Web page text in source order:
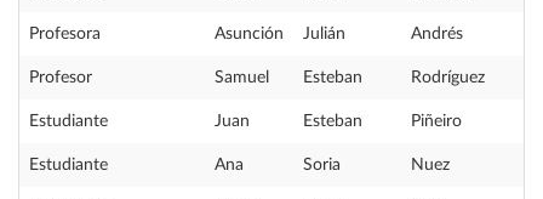
Profesora Asunción Julián Andrés
Profesor Samuel Esteban Rodríguez
Estudiante Juan Esteban Piñeiro
Estudiante Ana Soria Nuez